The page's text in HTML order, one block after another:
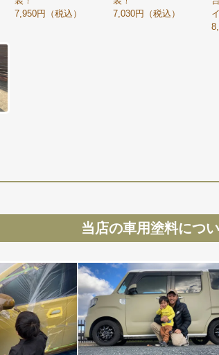
7,950円（税込）
7,030円（税込）
当店の車用塗料につ